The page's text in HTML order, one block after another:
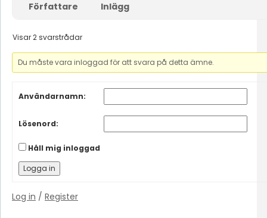
Författare Inlägg
Visar 2 svarstrådar
Du måste vara inloggad för att svara på detta ämne.
Användarnamn:
Lösenord:
Håll mig inloggad
Logga in
Log in / Register